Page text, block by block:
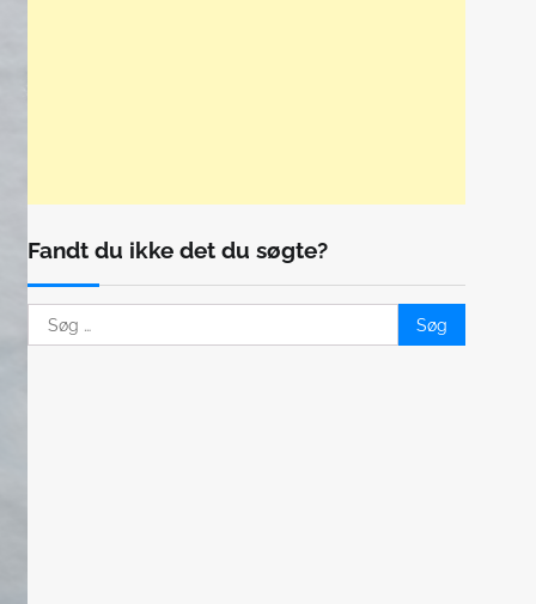
Fandt du ikke det du søgte?
Søg
efter: